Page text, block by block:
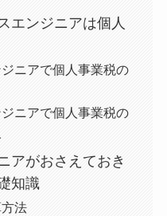
エンジニアは個人
ニアで個人事業税の
ニアで個人事業税の
アがおさえておき
知識
法